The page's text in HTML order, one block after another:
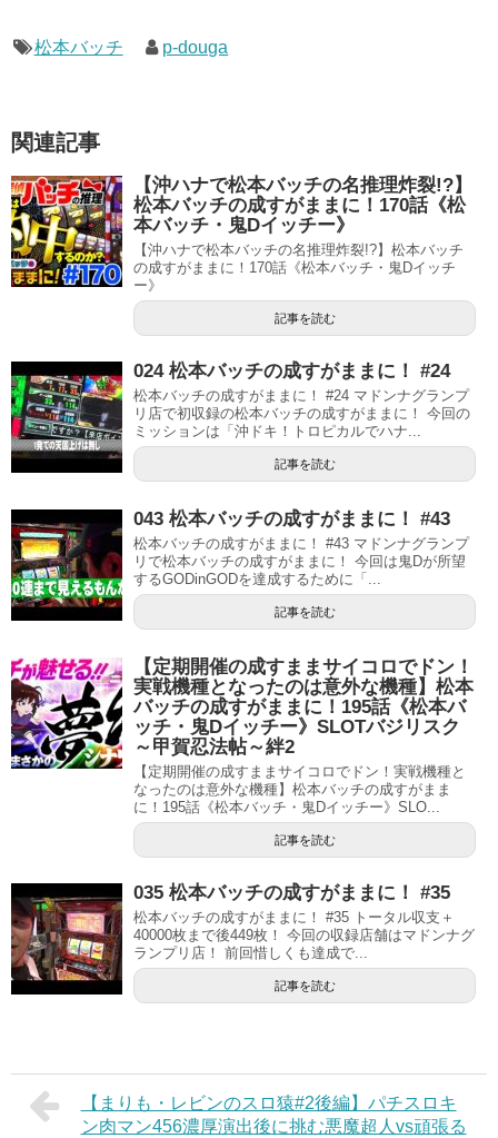
松本バッチ p-douga
関連記事
【沖ハナで松本バッチの名推理炸裂!?】
松本バッチの成すがままに！170話《松
本バッチ・鬼Dイッチー》
【沖ハナで松本バッチの名推理炸裂!?】松本バッチ
の成すがままに！170話《松本バッチ・鬼Dイッチ
ー》
記事を読む
024 松本バッチの成すがままに！ #24
松本バッチの成すがままに！ #24 マドンナグランプ
リ店で初収録の松本バッチの成すがままに！ 今回の
ミッションは「沖ドキ！トロピカルでハナ...
記事を読む
043 松本バッチの成すがままに！ #43
松本バッチの成すがままに！ #43 マドンナグランプ
リで松本バッチの成すがままに！ 今回は鬼Dが所望
するGODinGODを達成するために「...
記事を読む
【定期開催の成すままサイコロでドン！
実戦機種となったのは意外な機種】松本
バッチの成すがままに！195話《松本バ
ッチ・鬼Dイッチー》SLOTバジリスク
～甲賀忍法帖～絆2
【定期開催の成すままサイコロでドン！実戦機種と
なったのは意外な機種】松本バッチの成すがまま
に！195話《松本バッチ・鬼Dイッチー》SLO...
記事を読む
035 松本バッチの成すがままに！ #35
松本バッチの成すがままに！ #35 トータル収支＋
40000枚まで後449枚！ 今回の収録店舗はマドンナグ
ランプリ店！ 前回惜しくも達成で...
記事を読む
【まりも・レビンのスロ猿#2後編】パチスロキ
ン肉マン456濃厚演出後に挑む悪魔超人vs頑張る